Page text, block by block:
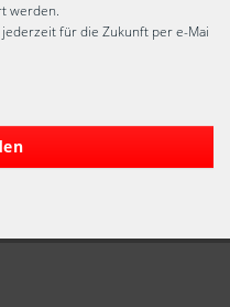
werden.
für die Zukunft per e-Mai